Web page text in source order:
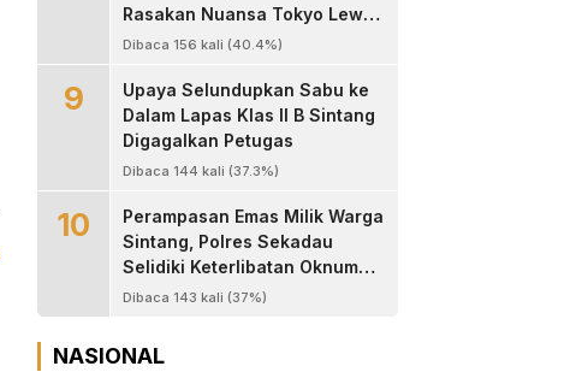
Rasakan Nuansa Tokyo Lewat
Program “60 Seconds to
Dibaca 156 kali (40.4%)
9
Upaya Selundupkan Sabu ke
Dalam Lapas Klas II B Sintang
Digagalkan Petugas
Dibaca 144 kali (37.3%)
10
Perampasan Emas Milik Warga
Sintang, Polres Sekadau
Selidiki Keterlibatan Oknum
Jaksa, Anggota TNI dan
Dibaca 143 kali (37%)
NASIONAL